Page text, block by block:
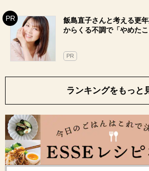
飯島直子さんと考える更
からくる不調で「やめたこ
PR
ランキングをもっと